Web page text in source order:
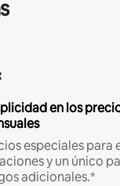
en los
especiales para
y un único
adicionales.*